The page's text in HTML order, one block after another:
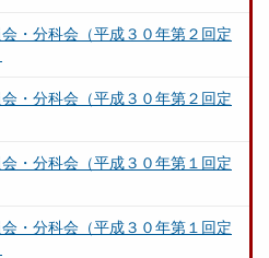
・分科会（平成３０年第２回定
・分科会（平成３０年第２回定
・分科会（平成３０年第１回定
・分科会（平成３０年第１回定